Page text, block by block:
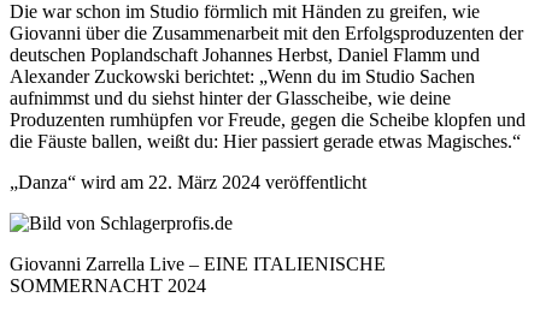
Die war schon im Studio förmlich mit Händen zu greifen, wie
Giovanni über die Zusammenarbeit mit den Erfolgsproduzenten der
deutschen Poplandschaft Johannes Herbst, Daniel Flamm und
Alexander Zuckowski berichtet: „Wenn du im Studio Sachen
aufnimmst und du siehst hinter der Glasscheibe, wie deine
Produzenten rumhüpfen vor Freude, gegen die Scheibe klopfen und
die Fäuste ballen, weißt du: Hier passiert gerade etwas Magisches.“
„Danza“ wird am 22. März 2024 veröffentlicht
Giovanni Zarrella Live – EINE ITALIENISCHE
SOMMERNACHT 2024